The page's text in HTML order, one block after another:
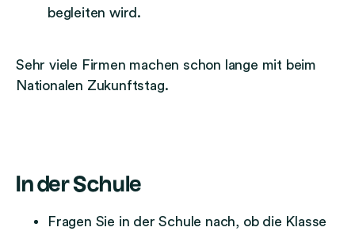
begleiten wird.
Sehr viele Firmen machen schon lange mit beim
Nationalen Zukunftstag.
In der Schule
Fragen Sie in der Schule nach, ob die Klasse